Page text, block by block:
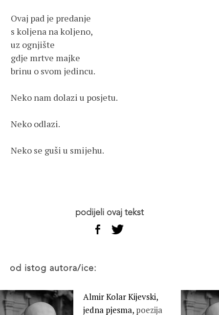
Ovaj pad je predanje
s koljena na koljeno,
uz ognjište
gdje mrtve majke
brinu o svom jedincu.
Neko nam dolazi u posjetu.
Neko odlazi.
Neko se guši u smijehu.
podijeli ovaj tekst
od istog autora/ice:
Almir Kolar Kijevski,
jedna pjesma, poezija